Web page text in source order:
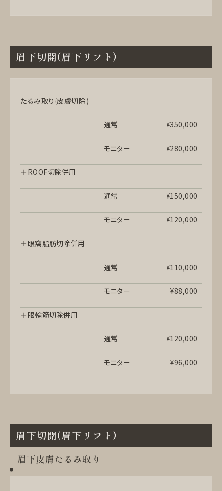
眉下切開(眉下リフト)
たるみ取り(皮膚切除)
通常 ¥350,000
モニター ¥280,000
＋ROOF切除併用
通常 ¥150,000
モニター ¥120,000
＋眼窩脂肪切除併用
通常 ¥110,000
モニター ¥88,000
＋眼輪筋切除併用
通常 ¥120,000
モニター ¥96,000
眉下切開(眉下リフト)
眉下皮膚たるみ取り